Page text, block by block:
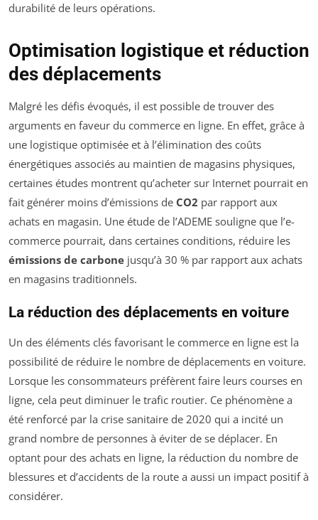
durabilité de leurs opérations.
Optimisation logistique et réduction
des déplacements
Malgré les défis évoqués, il est possible de trouver des
arguments en faveur du commerce en ligne. En effet, grâce à
une logistique optimisée et à l’élimination des coûts
énergétiques associés au maintien de magasins physiques,
certaines études montrent qu’acheter sur Internet pourrait en
fait générer moins d’émissions de CO2 par rapport aux
achats en magasin. Une étude de l’ADEME souligne que l’e-
commerce pourrait, dans certaines conditions, réduire les
émissions de carbone jusqu’à 30 % par rapport aux achats
en magasins traditionnels.
La réduction des déplacements en voiture
Un des éléments clés favorisant le commerce en ligne est la
possibilité de réduire le nombre de déplacements en voiture.
Lorsque les consommateurs préfèrent faire leurs courses en
ligne, cela peut diminuer le trafic routier. Ce phénomène a
été renforcé par la crise sanitaire de 2020 qui a incité un
grand nombre de personnes à éviter de se déplacer. En
optant pour des achats en ligne, la réduction du nombre de
blessures et d’accidents de la route a aussi un impact positif à
considérer.